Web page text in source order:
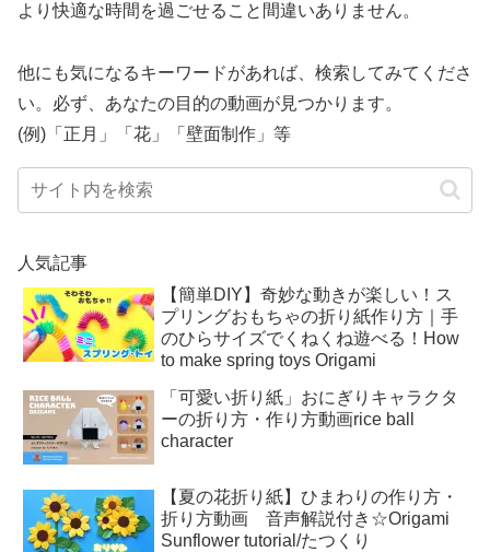
より快適な時間を過ごせること間違いありません。
他にも気になるキーワードがあれば、検索してみてくださ
い。必ず、あなたの目的の動画が見つかります。
(例)「正月」「花」「壁面制作」等
人気記事
【簡単DIY】奇妙な動きが楽しい！ス
プリングおもちゃの折り紙作り方｜手
のひらサイズでくねくね遊べる！How
to make spring toys Origami
「可愛い折り紙」おにぎりキャラクタ
ーの折り方・作り方動画rice ball
character
【夏の花折り紙】ひまわりの作り方・
折り方動画 音声解説付き☆Origami
Sunflower tutorial/たつくり